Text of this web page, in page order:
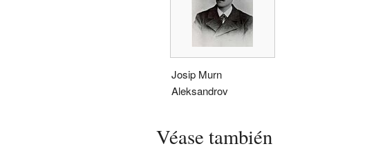
Josip Murn
Aleksandrov
Véase también